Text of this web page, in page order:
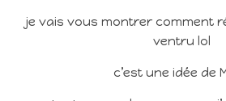
je vais vous montrer comment
ventru lol
c’est une idée de